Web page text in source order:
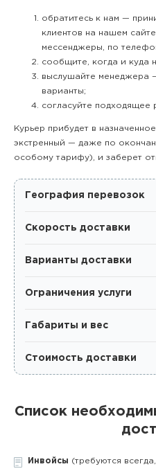
обратитесь к нам —
клиентов на нашем
мессенджеры, по
сообщите, когда и куда
выслушайте менеджера
варианты;
согласуйте подходящее
Курьер прибудет в
экстренный — даже по
особому тарифу), и заберет
География перевозок
Скорость доставки
Варианты доставки
Ограничения услуги
Габариты и вес
Стоимость доставки
Список
Инвойсы (требуются